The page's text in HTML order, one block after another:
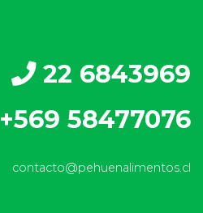
22 6843969
+569 58477076
contacto@pehuenalimentos.cl